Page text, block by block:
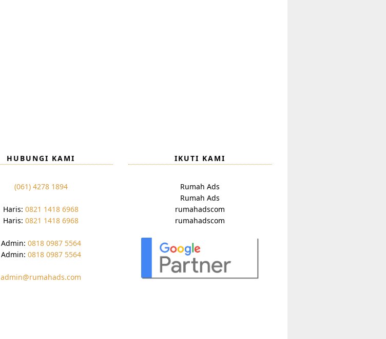
HUBUNGI KAMI
(061) 4278 1894
Haris:0821 1418 6968
Haris:0821 1418 6968
Admin: 0818 0987 5564
Admin: 0818 0987 5564
admin@rumahads.com
IKUTI KAMI
Rumah Ads
Rumah Ads
rumahadscom
rumahadscom